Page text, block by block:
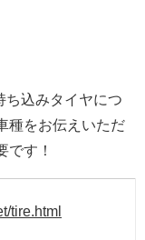
ち込みタイヤにつ
種をお伝えいただ
です！
tire.html